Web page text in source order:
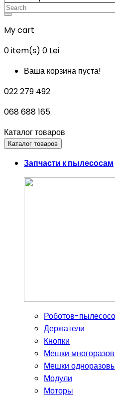
My cart
0item(s) 0 Lei
Ваша корзина пуста!
022 279 492
068 688 165
Каталог товаров
Каталог товаров
Запчасти к пылесосам
Роботов-
Держатели
Кнопки
Мешки
Мешки
Модули
Моторы